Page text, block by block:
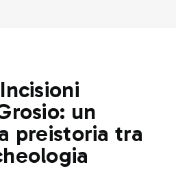
un
preistoria tra